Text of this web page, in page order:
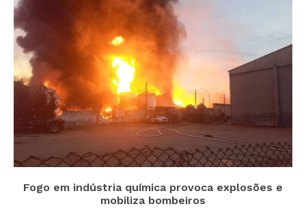
Fogo em indústria química provoca explosões e
mobiliza bombeiros